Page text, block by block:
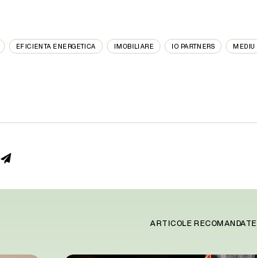
EFICIENTA ENERGETICA IMOBILIARE IO PARTNERS MEDIU
ARTICOLE RECOMANDATE